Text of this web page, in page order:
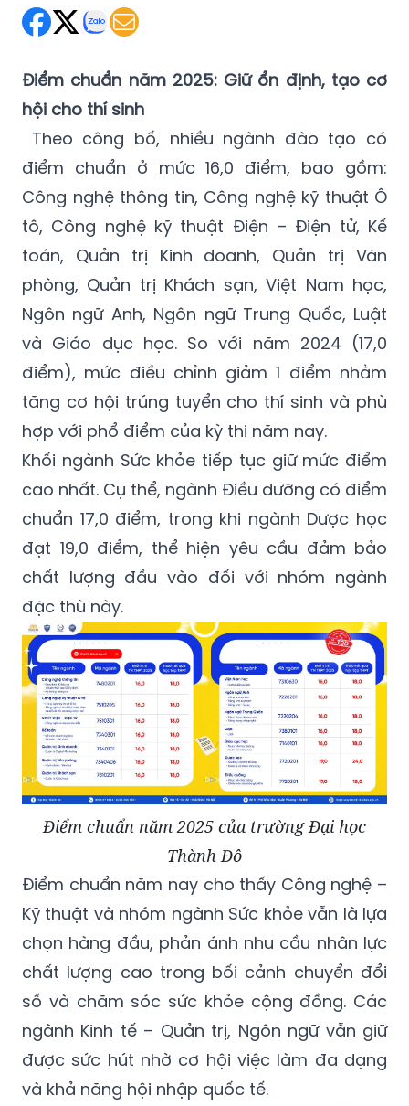
Điểm chuẩn năm 2025: Giữ ổn định, tạo cơ
hội cho thí sinh
Theo công bố, nhiều ngành đào tạo có
điểm chuẩn ở mức 16,0 điểm, bao gồm:
Công nghệ thông tin, Công nghệ kỹ thuật Ô
tô, Công nghệ kỹ thuật Điện – Điện tử, Kế
toán, Quản trị Kinh doanh, Quản trị Văn
phòng, Quản trị Khách sạn, Việt Nam học,
Ngôn ngữ Anh, Ngôn ngữ Trung Quốc, Luật
và Giáo dục học. So với năm 2024 (17,0
điểm), mức điều chỉnh giảm 1 điểm nhằm
tăng cơ hội trúng tuyển cho thí sinh và phù
hợp với phổ điểm của kỳ thi năm nay.
Khối ngành Sức khỏe tiếp tục giữ mức điểm
cao nhất. Cụ thể, ngành Điều dưỡng có điểm
chuẩn 17,0 điểm, trong khi ngành Dược học
đạt 19,0 điểm, thể hiện yêu cầu đảm bảo
chất lượng đầu vào đối với nhóm ngành
đặc thù này.
Điểm chuẩn năm 2025 của trường Đại học
Thành Đô
Điểm chuẩn năm nay cho thấy Công nghệ –
Kỹ thuật và nhóm ngành Sức khỏe vẫn là lựa
chọn hàng đầu, phản ánh nhu cầu nhân lực
chất lượng cao trong bối cảnh chuyển đổi
số và chăm sóc sức khỏe cộng đồng. Các
ngành Kinh tế – Quản trị, Ngôn ngữ vẫn giữ
được sức hút nhờ cơ hội việc làm đa dạng
và khả năng hội nhập quốc tế.